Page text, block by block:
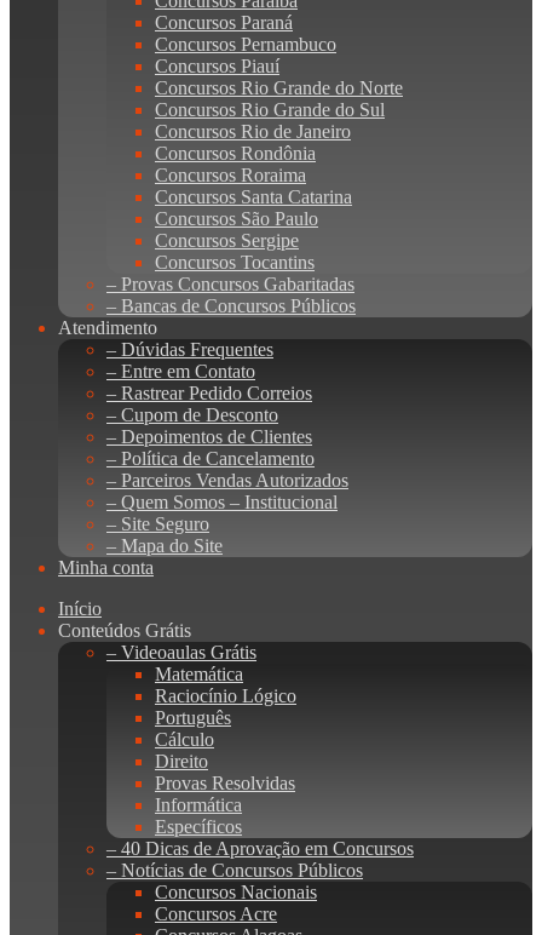
Concursos Paraná
Concursos Pernambuco
Concursos Piauí
Concursos Rio Grande do Norte
Concursos Rio Grande do Sul
Concursos Rio de Janeiro
Concursos Rondônia
Concursos Roraima
Concursos Santa Catarina
Concursos São Paulo
Concursos Sergipe
Concursos Tocantins
– Provas Concursos Gabaritadas
– Bancas de Concursos Públicos
Atendimento
– Dúvidas Frequentes
– Entre em Contato
– Rastrear Pedido Correios
– Cupom de Desconto
– Depoimentos de Clientes
– Política de Cancelamento
– Parceiros Vendas Autorizados
– Quem Somos – Institucional
– Site Seguro
– Mapa do Site
Minha conta
Início
Conteúdos Grátis
– Videoaulas Grátis
Matemática
Raciocínio Lógico
Português
Cálculo
Direito
Provas Resolvidas
Informática
Específicos
– 40 Dicas de Aprovação em Concursos
– Notícias de Concursos Públicos
Concursos Nacionais
Concursos Acre